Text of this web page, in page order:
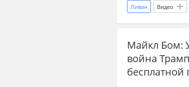
Ливан Видео
Владимир Зеленский
Грузия
Майкл Бом:
война